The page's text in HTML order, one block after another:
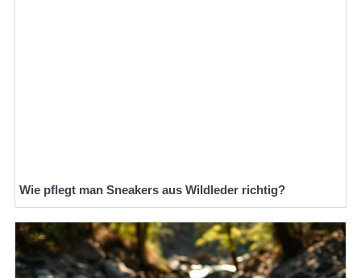
Wie pflegt man Sneakers aus Wildleder richtig?